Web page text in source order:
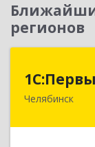
регионов
Челябинск